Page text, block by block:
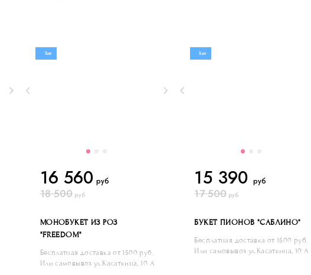
Хит
16 560 руб
18 500 руб
МОНОБУКЕТ ИЗ РОЗ
"FREEDOM"
Бесплатная доставка от 1500 руб.
Или самовывоз ул.Касаткина, 10 А
Хит
15 390руб
17 500 руб
БУКЕТ ПИОНОВ "САБЛИНО"
Бесплатная доставка от 1500 руб.
Или самовывоз ул.Касаткина, 10 А